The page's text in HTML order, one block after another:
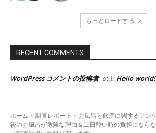
もっとロードする
RECENT COMMENTS
WordPress コメントの投稿者 の上 Hello world!